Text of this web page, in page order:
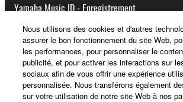
Yamaha Music ID - Enregistrement
A propos de Yamaha
France - French
Nous utilisons des cookies et d'autres
assurer le bon fonctionnement du site Web,
les performances, pour personnaliser le
publicité, et pour activer les interactions sur
sociaux afin de vous offrir une expérience
personnalisée. Nous transférons également
sur votre utilisation de notre site Web à nos